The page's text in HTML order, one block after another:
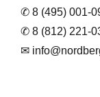
✆ 8 (495) 001-
✆ 8 (812) 221-
✉